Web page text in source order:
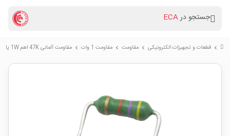
جستجو درECA
chevron_right قطعات و تجهیزات الکترونیکی chevron_right مقاومت chevron_right مقاومت 1 وات chevron_right مقاومت آلمانی 47K اهم 1W پایه خم